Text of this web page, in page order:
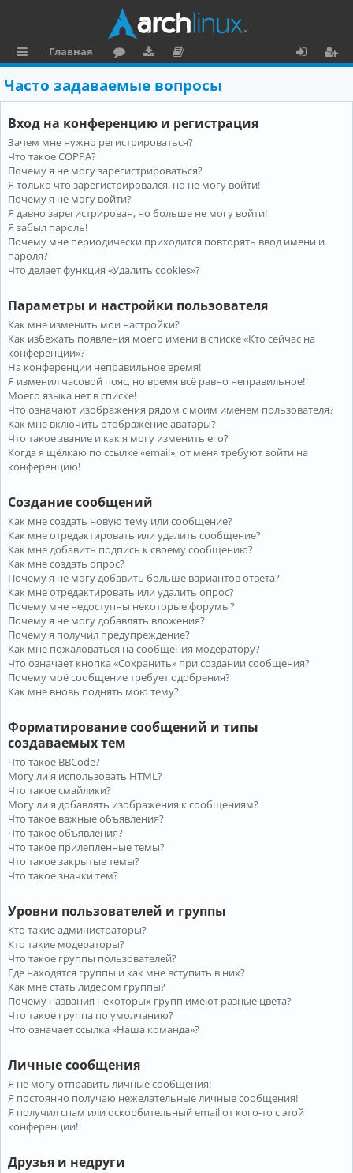
ы
л
к
и
Главная
ру
м
ру
зк
и
ку
м
е
н
та
ц
и
я
о
и
Часто задаваемые вопросы
Вход на конференцию и регистрация
Зачем мне нужно регистрироваться?
Что такое COPPA?
Почему я не могу зарегистрироваться?
Я только что зарегистрировался, но не могу войти!
Почему я не могу войти?
Я давно зарегистрирован, но больше не могу войти!
Я забыл пароль!
Почему мне периодически приходится повторять ввод имени и
пароля?
Что делает функция «Удалить cookies»?
Параметры и настройки пользователя
Как мне изменить мои настройки?
Как избежать появления моего имени в списке «Кто сейчас на
конференции»?
На конференции неправильное время!
Я изменил часовой пояс, но время всё равно неправильное!
Моего языка нет в списке!
Что означают изображения рядом с моим именем пользователя?
Как мне включить отображение аватары?
Что такое звание и как я могу изменить его?
Когда я щёлкаю по ссылке «email», от меня требуют войти на
конференцию!
Создание сообщений
Как мне создать новую тему или сообщение?
Как мне отредактировать или удалить сообщение?
Как мне добавить подпись к своему сообщению?
Как мне создать опрос?
Почему я не могу добавить больше вариантов ответа?
Как мне отредактировать или удалить опрос?
Почему мне недоступны некоторые форумы?
Почему я не могу добавлять вложения?
Почему я получил предупреждение?
Как мне пожаловаться на сообщения модератору?
Что означает кнопка «Сохранить» при создании сообщения?
Почему моё сообщение требует одобрения?
Как мне вновь поднять мою тему?
Форматирование сообщений и типы
создаваемых тем
Что такое BBCode?
Могу ли я использовать HTML?
Что такое смайлики?
Могу ли я добавлять изображения к сообщениям?
Что такое важные объявления?
Что такое объявления?
Что такое прилепленные темы?
Что такое закрытые темы?
Что такое значки тем?
Уровни пользователей и группы
Кто такие администраторы?
Кто такие модераторы?
Что такое группы пользователей?
Где находятся группы и как мне вступить в них?
Как мне стать лидером группы?
Почему названия некоторых групп имеют разные цвета?
Что такое группа по умолчанию?
Что означает ссылка «Наша команда»?
Личные сообщения
Я не могу отправить личные сообщения!
Я постоянно получаю нежелательные личные сообщения!
Я получил спам или оскорбительный email от кого-то с этой
конференции!
Друзья и недруги